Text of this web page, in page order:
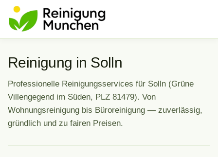
Reinigung in Solln
Professionelle Reinigungsservices für Solln (Grüne
Villengegend im Süden, PLZ 81479). Von
Wohnungsreinigung bis Büroreinigung — zuverlässig,
gründlich und zu fairen Preisen.